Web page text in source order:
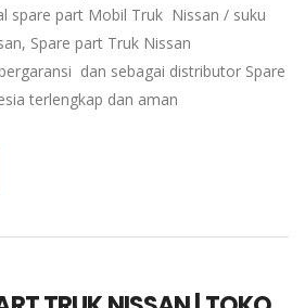
spare part Mobil Truk Nissan / suku
Spare part Truk Nissan
dan sebagai distributor Spare
terlengkap dan aman